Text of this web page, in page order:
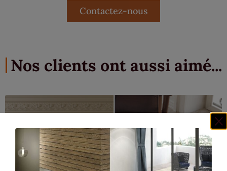
Contactez-nous
Nos clients ont aussi aimé...